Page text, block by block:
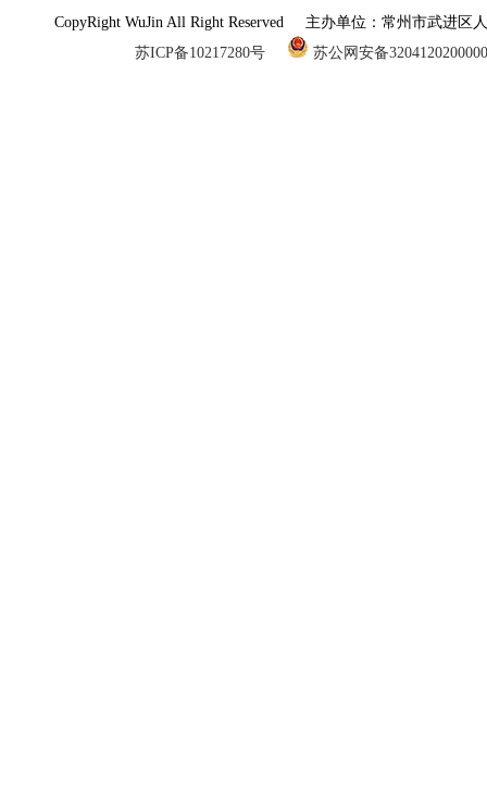
CopyRight WuJin All Right Reserved 主办单位：常州市武进
苏ICP备10217280号
苏公网安备